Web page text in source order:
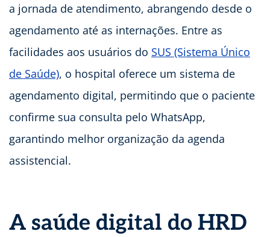
a jornada de atendimento, abrangendo desde o
agendamento até as internações. Entre as
facilidades aos usuários do SUS (Sistema Único
de Saúde), o hospital oferece um sistema de
agendamento digital, permitindo que o paciente
confirme sua consulta pelo WhatsApp,
garantindo melhor organização da agenda
assistencial.
A saúde digital do HRD